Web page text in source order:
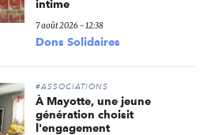
intime
7 août 2026 - 12:38
Dons Solidaires
#ASSOCIATIONS
À Mayotte, une jeune
génération choisit
l'engagement